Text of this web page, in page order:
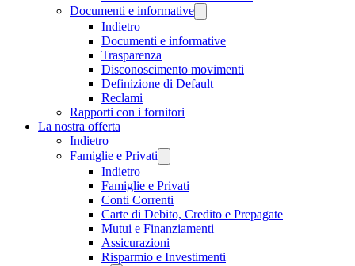
Documenti e informative
Indietro
Documenti e informative
Trasparenza
Disconoscimento movimenti
Definizione di Default
Reclami
Rapporti con i fornitori
La nostra offerta
Indietro
Famiglie e Privati
Indietro
Famiglie e Privati
Conti Correnti
Carte di Debito, Credito e Prepagate
Mutui e Finanziamenti
Assicurazioni
Risparmio e Investimenti